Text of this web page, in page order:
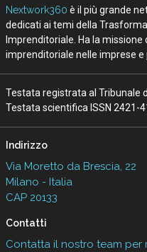
Nextwork360 è il più grande
dedicati ai temi della
Imprenditoriale. Ha la
imprenditoriale nelle imprese
Testata registrata al Tribunale
Testata scientifica ISSN 2421-
Indirizzo
Via Moretto da Brescia, 22
Milano - Italia
CAP 20133
Contatti
Contatta il nostro team per